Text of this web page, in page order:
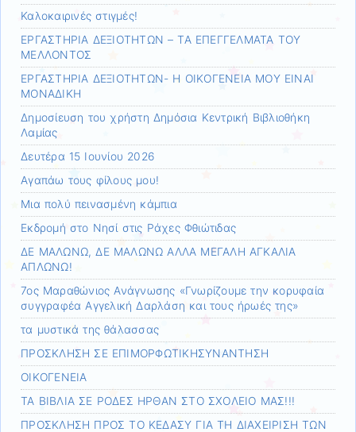
Καλοκαιρινές στιγμές!
ΕΡΓΑΣΤΗΡΙΑ ΔΕΞΙΟΤΗΤΩΝ – ΤΑ ΕΠΕΓΓΕΛΜΑΤΑ ΤΟΥ
ΜΕΛΛΟΝΤΟΣ
ΕΡΓΑΣΤΗΡΙΑ ΔΕΞΙΟΤΗΤΩΝ- Η ΟΙΚΟΓΕΝΕΙΑ ΜΟΥ ΕΙΝΑΙ
ΜΟΝΑΔΙΚΗ
Δημοσίευση του χρήστη Δημόσια Κεντρική Βιβλιοθήκη
Λαμίας
Δευτέρα 15 Ιουνίου 2026
Αγαπάω τους φίλους μου!
Μια πολύ πεινασμένη κάμπια
Εκδρομή στο Νησί στις Ράχες Φθιώτιδας
ΔΕ ΜΑΛΩΝΩ, ΔΕ ΜΑΛΩΝΩ ΑΛΛΑ ΜΕΓΑΛΗ ΑΓΚΑΛΙΑ
ΑΠΛΩΝΩ!
7ος Μαραθώνιος Ανάγνωσης «Γνωρίζουμε την κορυφαία
συγγραφέα Αγγελική Δαρλάση και τους ήρωές της»
τα μυστικά της θάλασσας
ΠΡΟΣΚΛΗΣΗ ΣΕ ΕΠΙΜΟΡΦΩΤΙΚΗΣΥΝΑΝΤΗΣΗ
ΟΙΚΟΓΕΝΕΙΑ
ΤΑ ΒΙΒΛΙΑ ΣΕ ΡΟΔΕΣ ΗΡΘΑΝ ΣΤΟ ΣΧΟΛΕΙΟ ΜΑΣ!!!
ΠΡΟΣΚΛΗΣΗ ΠΡΟΣ ΤΟ ΚΕΔΑΣΥ ΓΙΑ ΤΗ ΔΙΑΧΕΙΡΙΣΗ ΤΩΝ